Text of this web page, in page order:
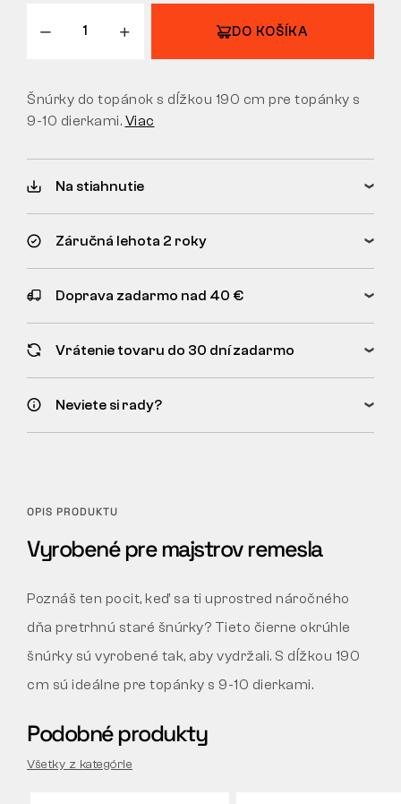
VRÁTENIE DO KOŠÍKA
Šnúrky do topánok s dĺžkou 190 cm pre topánky s
9-10 dierkami. Viac
Na stiahnutie
Záručná lehota 2 roky
Doprava zadarmo nad 40 €
Vrátenie tovaru do 30 dní zadarmo
Neviete si rady?
OPIS PRODUKTU
Vyrobené pre majstrov remesla
Poznáš ten pocit, keď sa ti uprostred náročného
dňa pretrhnú staré šnúrky? Tieto čierne okrúhle
šnúrky sú vyrobené tak, aby vydržali. S dĺžkou 190
cm sú ideálne pre topánky s 9-10 dierkami.
Podobné produkty
Všetky z kategórie